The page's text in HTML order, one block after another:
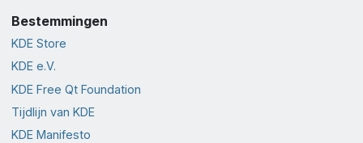
Bestemmingen
KDE Store
KDE e.V.
KDE Free Qt Foundation
Tijdlijn van KDE
KDE Manifesto